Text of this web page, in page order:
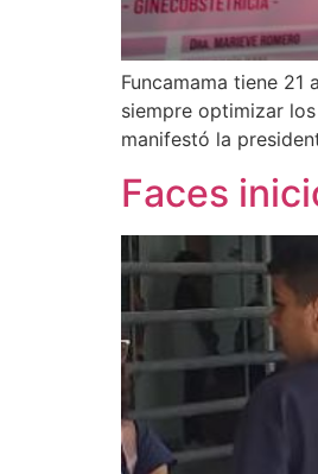
Funcamama tiene
siempre optimizar
manifestó la
Faces